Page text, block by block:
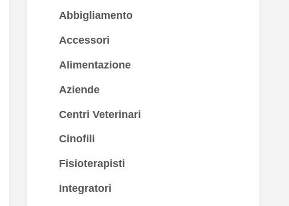
Abbigliamento
Accessori
Alimentazione
Aziende
Centri Veterinari
Cinofili
Fisioterapisti
Integratori